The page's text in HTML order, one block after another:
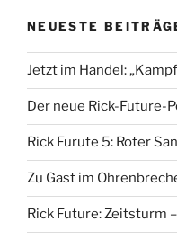
NEUESTE
Jetzt im Handel:
Der neue Rick-Future-
Rick Furute 5: Roter
Zu Gast im
Rick Future: Zeitsturm